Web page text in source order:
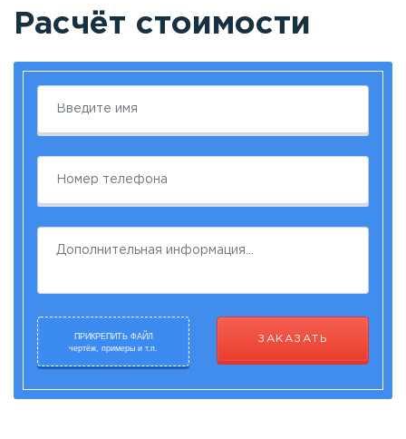
Расчёт стоимости
ПРИКРЕПИТЬ ФАЙЛ
чертёж, примеры и т.п.
ЗАКАЗАТЬ